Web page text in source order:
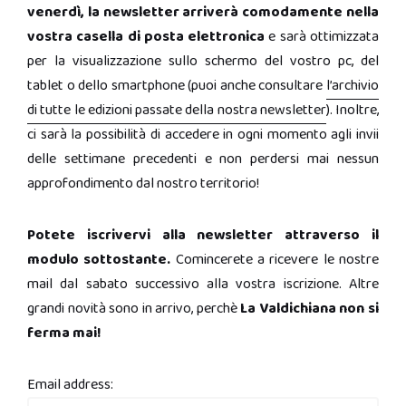
venerdì, la newsletter arriverà comodamente nella
vostra casella di posta elettronica e sarà ottimizzata
per la visualizzazione sullo schermo del vostro pc, del
tablet o dello smartphone (puoi anche consultare l’archivio
di tutte le edizioni passate della nostra newsletter). Inoltre,
ci sarà la possibilità di accedere in ogni momento agli invii
delle settimane precedenti e non perdersi mai nessun
approfondimento dal nostro territorio!
Potete iscrivervi alla newsletter attraverso il
modulo sottostante. Comincerete a ricevere le nostre
mail dal sabato successivo alla vostra iscrizione. Altre
grandi novità sono in arrivo, perchèLa Valdichiana non si
ferma mai!
Email address: